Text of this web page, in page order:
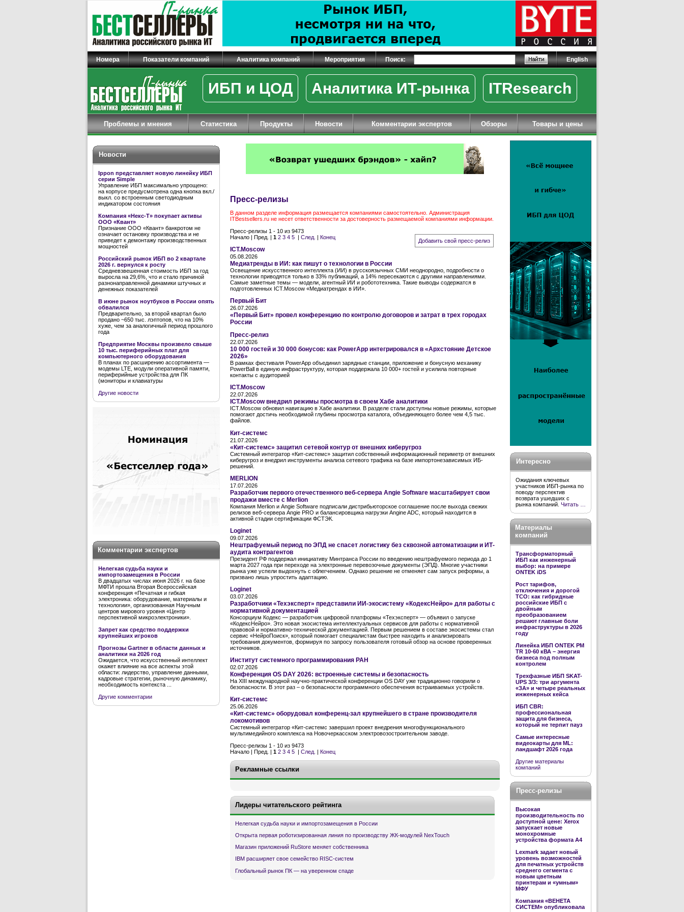
Номера Показатели компаний Аналитика компаний Мероприятия Поиск: English
ИБП и ЦОД Аналитика ИТ-рынка ITResearch
Проблемы и мнения Статистика Продукты Новости Комментарии экспертов Обзоры Товары и цены
Новости
Ippon представляет новую линейку ИБП
серии Simple
Управление ИБП максимально упрощено:
на корпусе предусмотрена одна кнопка вкл./
выкл. со встроенным светодиодным
индикатором состояния
Компания «Некс-Т» покупает активы
ООО «Квант»
Признание ООО «Квант» банкротом не
означает остановку производства и не
приведет к демонтажу производственных
мощностей
Российский рынок ИБП во 2 квартале
2026 г. вернулся к росту
Средневзвешенная стоимость ИБП за год
выросла на 29,6%, что и стало причиной
разнонаправленной динамики штучных и
денежных показателей
В июне рынок ноутбуков в России опять
обвалился
Предварительно, за второй квартал было
продано ~650 тыс. лэптопов, что на 10%
хуже, чем за аналогичный период прошлого
года
Предприятие Москвы произвело свыше
10 тыс. периферийных плат для
компьютерного оборудования
В планах по расширению ассортимента —
модемы LTE, модули оперативной памяти,
периферийные устройства для ПК
(мониторы и клавиатуры
Другие новости
Комментарии экспертов
Нелегкая судьба науки и
импортозамещения в России
В двадцатых числах июня 2026 г. на базе
МФТИ прошла Вторая Всероссийская
конференция «Печатная и гибкая
электроника: оборудование, материалы и
технологии», организованная Научным
центров мирового уровня «Центр
перспективной микроэлектроники».
Запрет как средство поддержки
крупнейших игроков
Прогнозы Gartner в области данных и
аналитики на 2026 год
Ожидается, что искусственный интеллект
окажет влияние на все аспекты этой
области: лидерство, управление данными,
кадровые стратегии, рыночную динамику,
необходимость контекста ...
Другие комментарии
Пресс-релизы
В данном разделе информация размещается компаниями самостоятельно. Администрация
ITBestsellers.ru не несет ответственности за достоверность размещаемой компаниями информации.
Добавить свой пресс-релиз
Пресс-релизы 1 - 10 из 9473
Начало | Пред. | 1 2 3 4 5 | След. | Конец
ICT.Moscow
05.08.2026
Медиатренды в ИИ: как пишут о технологии в России
Освещение искусственного интеллекта (ИИ) в русскоязычных СМИ неоднородно, подробности о
технологии приводятся только в 33% публикаций, а 14% пересекаются с другими направлениями.
Самые заметные темы — модели, агентный ИИ и робототехника. Такие выводы содержатся в
подготовленных ICT.Moscow «Медиатрендах в ИИ».
Первый Бит
26.07.2026
«Первый Бит» провел конференцию по контролю договоров и затрат в трех городах
России
Пресс-релиз
22.07.2026
10 000 гостей и 30 000 бонусов: как PowerApp интегрировался в «Архстояние Детское
2026»
В рамках фестиваля PowerApp объединил зарядные станции, приложение и бонусную механику
PowerBall в единую инфраструктуру, которая поддержала 10 000+ гостей и усилила повторные
контакты с аудиторией
ICT.Moscow
22.07.2026
ICT.Moscow внедрил режимы просмотра в своем Хабе аналитики
ICT.Moscow обновил навигацию в Хабе аналитики. В разделе стали доступны новые режимы, которые
помогают достичь необходимой глубины просмотра каталога, объединяющего более чем 4,5 тыс.
файлов.
Кит-системс
21.07.2026
«Кит-системс» защитил сетевой контур от внешних киберугроз
Системный интегратор «Кит-системс» защитил собственный информационный периметр от внешних
киберугроз и внедрил инструменты анализа сетевого трафика на базе импортонезависимых ИБ-
решений.
MERLION
17.07.2026
Разработчик первого отечественного веб-сервера Angie Software масштабирует свои
продажи вместе с Merlion
Компания Merlion и Angie Software подписали дистрибьюторское соглашение после выхода свежих
релизов веб-сервера Angie PRO и балансировщика нагрузки Angine ADС, который находится в
активной стадии сертификации ФСТЭК.
Loginet
09.07.2026
Нештрафуемый период по ЭПД не спасет логистику без сквозной автоматизации и ИТ-
аудита контрагентов
Президент РФ поддержал инициативу Минтранса России по введению нештрафуемого периода до 1
марта 2027 года при переходе на электронные перевозочные документы (ЭПД). Многие участники
рынка уже успели выдохнуть с облегчением. Однако решение не отменяет сам запуск реформы, а
призвано лишь упростить адаптацию.
Loginet
03.07.2026
Разработчики «Техэксперт» представили ИИ-экосистему «КодексНейро» для работы с
нормативной документацией
Консорциум Кодекс — разработчик цифровой платформы «Техэксперт» — объявил о запуске
«КодексНейро». Это новая экосистема интеллектуальных сервисов для работы с нормативной
правовой и нормативно-технической документацией. Первым решением в составе экосистемы стал
сервис «НейроПоиск», который помогает специалистам быстрее находить и анализировать
требования документов, формируя по запросу пользователя готовый обзор на основе проверенных
источников.
Институт системного программирования РАН
02.07.2026
Конференция OS DAY 2026: встроенные системы и безопасность
На XIII международной научно-практической конференции OS DAY уже традиционно говорили о
безопасности. В этот раз – о безопасности программного обеспечения встраиваемых устройств.
Кит-системс
25.06.2026
«Кит-системс» оборудовал конференц-зал крупнейшего в стране производителя
локомотивов
Системный интегратор «Кит-системс завершил проект внедрения многофункционального
мультимедийного комплекса на Новочеркасском электровозостроительном заводе.
Пресс-релизы 1 - 10 из 9473
Начало | Пред. | 1 2 3 4 5 | След. | Конец
Рекламные ссылки
Лидеры читательского рейтинга
Нелегкая судьба науки и импортозамещения в России
Открыта первая роботизированная линия по производству ЖК-модулей NexTouch
Магазин приложений RuStore меняет собственника
IBM расширяет свое семейство RISC-систем
Глобальный рынок ПК — на уверенном спаде
Интересно
Ожидания ключевых
участников ИБП-рынка по
поводу перспектив
возврата ушедших с
рынка компаний. Читать …
Материалы
компаний
Трансформаторный
ИБП как инженерный
выбор: на примере
ONTEK iDS
Рост тарифов,
отключения и дорогой
TCO: как гибридные
российские ИБП с
двойным
преобразованием
решают главные боли
инфраструктуры в 2026
году
Линейка ИБП ONTEK PM
TR 10-60 кВА – энергия
бизнеса под полным
контролем
Трехфазные ИБП SKAT-
UPS 3/3: три аргумента
«ЗА» и четыре реальных
инженерных кейса
ИБП CBR:
профессиональная
защита для бизнеса,
который не терпит пауз
Самые интересные
видеокарты для ML:
ландшафт 2026 года
Другие материалы
компаний
Пресс-релизы
Высокая
производительность по
доступной цене: Xerox
запускает новые
монохромные
устройства формата А4
Lexmark задает новый
уровень возможностей
для печатных устройств
среднего сегмента с
новым цветным
принтерам и «умным»
МФУ
Компания «ВЕНЕТА
СИСТЕМ» опубликовала